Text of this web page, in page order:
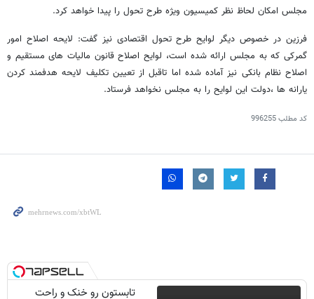
مجلس امکان لحاظ نظر کمیسیون ویژه طرح تحول را پیدا خواهد کرد.
فرزین در خصوص دیگر لوایح طرح تحول اقتصادی نیز گفت: لایحه اصلاح امور
گمرکی که به مجلس ارائه شده است، لوایح اصلاح قانون مالیات های مستقیم و
اصلاح نظام بانکی نیز آماده شده اما تاقبل از تعیین تکلیف لایحه هدفمند کردن
یارانه ها ،‌دولت این لوایح را به مجلس نخواهد فرستاد.
کد مطلب996255
تابستون رو خنک و راحت